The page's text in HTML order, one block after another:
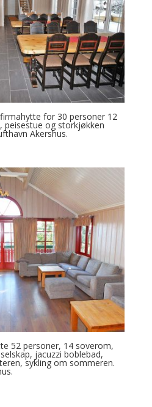
for 30 personer 12
peisestue og storkjøkken
Akershus.
52 personer, 14 soverom,
jacuzzi boblebad,
sykling om sommeren.